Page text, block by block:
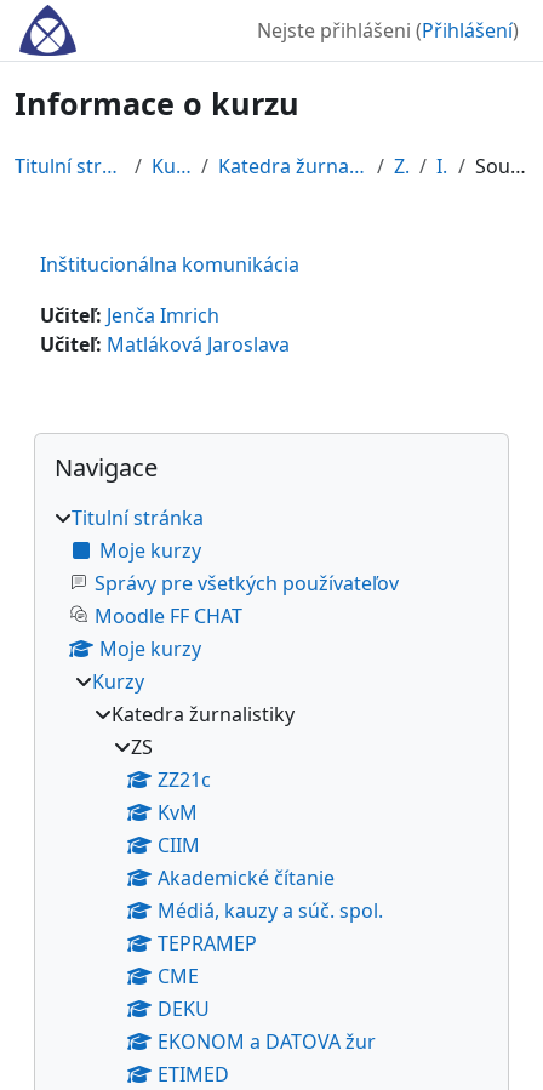
Přejít k hlavnímu obsahu
Nejste přihlášeni (Přihlášení)
Informace o kurzu
Titulní stránka Kurzy Katedra žurnalistiky ZS IK Souhrn
Inštitucionálna komunikácia
Učiteľ: Jenča Imrich
Učiteľ: Matláková Jaroslava
Bloky
Přeskočit: Navigace
Navigace
Titulní stránka
Moje kurzy
Správy pre všetkých používateľov
Moodle FF CHAT
Moje kurzy
Kurzy
Katedra žurnalistiky
ZS
ZZ21c
KvM
CIIM
Akademické čítanie
Médiá, kauzy a súč. spol.
TEPRAMEP
CME
DEKU
EKONOM a DATOVA žur
ETIMED